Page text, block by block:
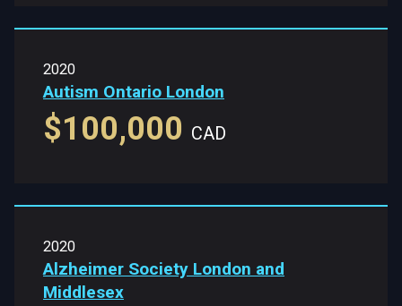
2020
Autism Ontario London
$100,000 CAD
2020
Alzheimer Society London and
Middlesex